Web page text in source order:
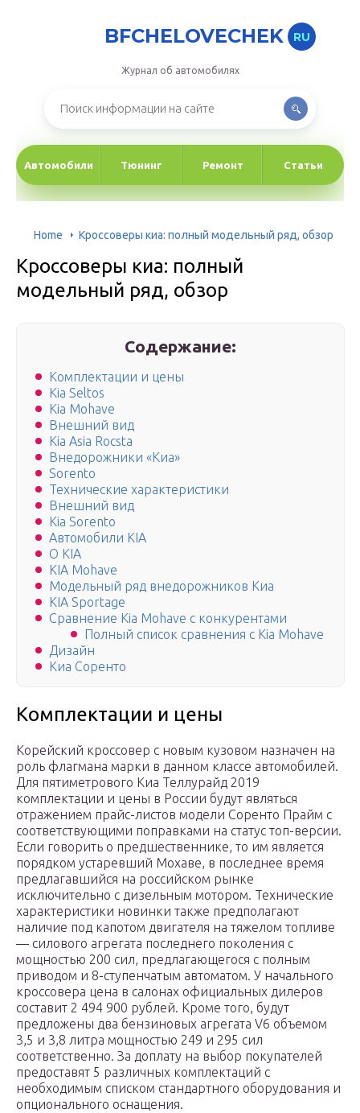
BFCHELOVECHEK RU
Журнал об автомобилях
Автомобили Тюнинг Ремонт Статьи
Home Кроссоверы киа: полный модельный ряд, обзор
Кроссоверы киа: полный
модельный ряд, обзор
Содержание:
Комплектации и цены
Kia Seltos
Kia Mohave
Внешний вид
Kia Asia Rocsta
Внедорожники «Киа»
Sorento
Технические характеристики
Внешний вид
Kia Sorento
Автомобили KIA
О KIA
KIA Mohave
Модельный ряд внедорожников Киа
KIA Sportage
Сравнение Kia Mohave с конкурентами
Полный список сравнения с Kia Mohave
Дизайн
Киа Соренто
Комплектации и цены
Корейский кроссовер с новым кузовом назначен на
роль флагмана марки в данном классе автомобилей.
Для пятиметрового Киа Теллурайд 2019
комплектации и цены в России будут являться
отражением прайс-листов модели Соренто Прайм с
соответствующими поправками на статус топ-версии.
Если говорить о предшественнике, то им является
порядком устаревший Мохаве, в последнее время
предлагавшийся на российском рынке
исключительно с дизельным мотором. Технические
характеристики новинки также предполагают
наличие под капотом двигателя на тяжелом топливе
— силового агрегата последнего поколения с
мощностью 200 сил, предлагающегося с полным
приводом и 8-ступенчатым автоматом. У начального
кроссовера цена в салонах официальных дилеров
составит 2 494 900 рублей. Кроме того, будут
предложены два бензиновых агрегата V6 объемом
3,5 и 3,8 литра мощностью 249 и 295 сил
соответственно. За доплату на выбор покупателей
предоставят 5 различных комплектаций с
необходимым списком стандартного оборудования и
опционального оснащения.